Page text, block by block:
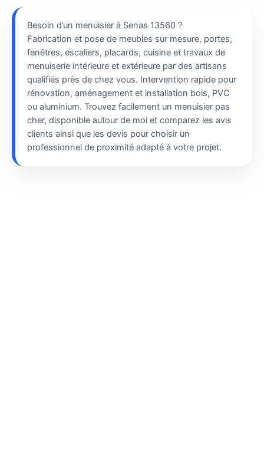
Besoin d’un menuisier à Senas 13560 ?
Fabrication et pose de meubles sur mesure, portes,
fenêtres, escaliers, placards, cuisine et travaux de
menuiserie intérieure et extérieure par des artisans
qualifiés près de chez vous. Intervention rapide pour
rénovation, aménagement et installation bois, PVC
ou aluminium. Trouvez facilement un menuisier pas
cher, disponible autour de moi et comparez les avis
clients ainsi que les devis pour choisir un
professionnel de proximité adapté à votre projet.